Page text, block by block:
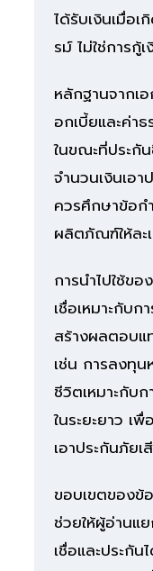
ได้รับเงินเมื่อเ
รม์ ไม่ใช่การกู้
หลักฐานจากเ
อกเบี้ยและค่า
ในขณะที่ประกั
จำนวนเงินเอ
ควรศึกษาข้อก
ผลิตภัณฑ์ให้ละ
การนำไปใช้ข
เชื่อเหมาะกับก
สร้างผลตอบแ
เช่น การลงทุ
ชีวิตเหมาะกับ
ในระยะยาว เ
เอาประกันภัย
ขอบเขตของข้
ช่วยให้ผู้อ่านแ
เชื่อและประกั